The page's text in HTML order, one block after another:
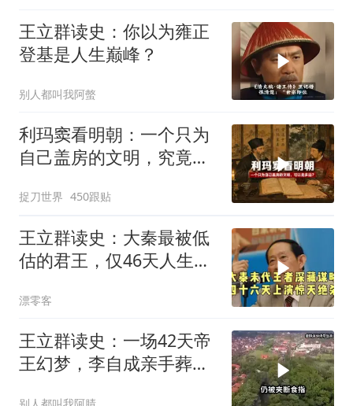
王立群读史：你以为雍正
登基是人生巅峰？
别人都叫我阿螫
利玛窦看明朝：一个只为
自己盖房的文明，究竟能
捉刀世界 450跟贴
王立群读史：大秦最被低
估的君王，仅46天人生，
漂零客
王立群读史：一场42天帝
王幻梦，李自成亲手葬送
别人都叫我阿腈